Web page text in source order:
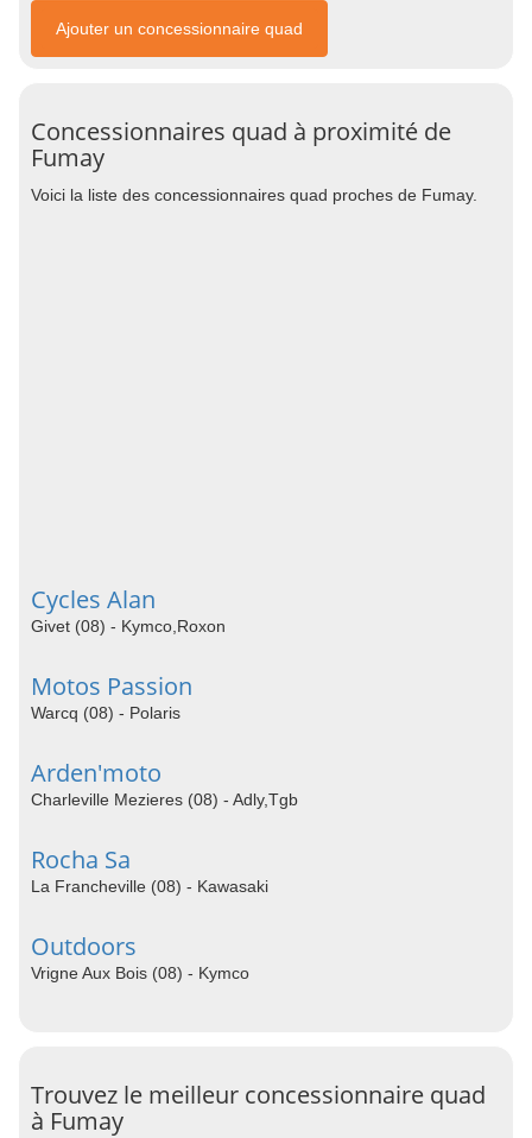
Ajouter un concessionnaire quad
Concessionnaires quad à proximité de
Fumay
Voici la liste des concessionnaires quad proches de Fumay.
Cycles Alan
Givet (08) - Kymco,Roxon
Motos Passion
Warcq (08) - Polaris
Arden'moto
Charleville Mezieres (08) - Adly,Tgb
Rocha Sa
La Francheville (08) - Kawasaki
Outdoors
Vrigne Aux Bois (08) - Kymco
Trouvez le meilleur concessionnaire quad
à Fumay